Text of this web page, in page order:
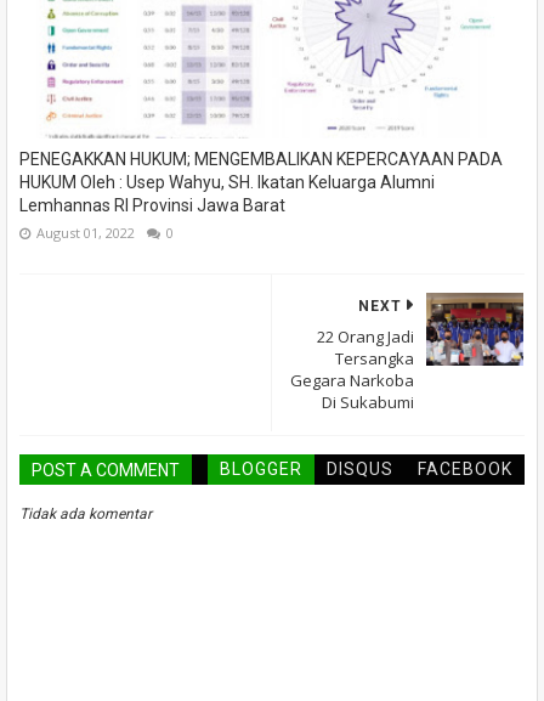
PENEGAKKAN HUKUM; MENGEMBALIKAN KEPERCAYAAN PADA
HUKUM Oleh : Usep Wahyu, SH. Ikatan Keluarga Alumni
Lemhannas RI Provinsi Jawa Barat
August 01, 2022 0
NEXT
22 Orang Jadi
Tersangka
Gegara Narkoba
Di Sukabumi
POST A COMMENT BLOGGER DISQUS FACEBOOK
Tidak ada komentar